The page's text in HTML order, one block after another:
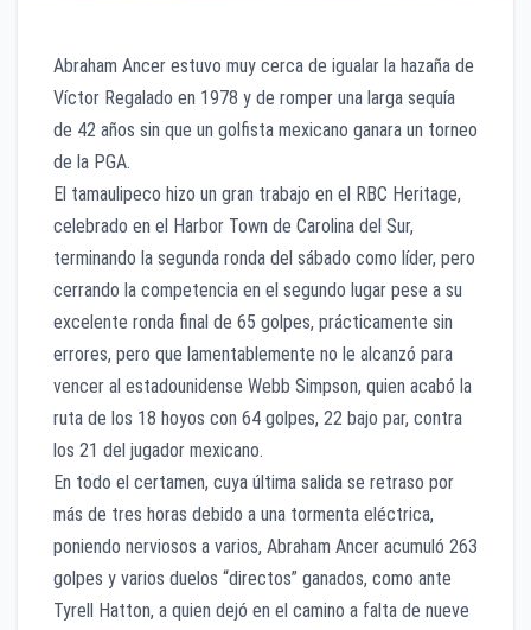
Abraham Ancer estuvo muy cerca de igualar la hazaña de
Víctor Regalado en 1978 y de romper una larga sequía
de 42 años sin que un golfista mexicano ganara un torneo
de la PGA.
El tamaulipeco hizo un gran trabajo en el RBC Heritage,
celebrado en el Harbor Town de Carolina del Sur,
terminando la segunda ronda del sábado como líder, pero
cerrando la competencia en el segundo lugar pese a su
excelente ronda final de 65 golpes, prácticamente sin
errores, pero que lamentablemente no le alcanzó para
vencer al estadounidense Webb Simpson, quien acabó la
ruta de los 18 hoyos con 64 golpes, 22 bajo par, contra
los 21 del jugador mexicano.
En todo el certamen, cuya última salida se retraso por
más de tres horas debido a una tormenta eléctrica,
poniendo nerviosos a varios, Abraham Ancer acumuló 263
golpes y varios duelos “directos” ganados, como ante
Tyrell Hatton, a quien dejó en el camino a falta de nueve